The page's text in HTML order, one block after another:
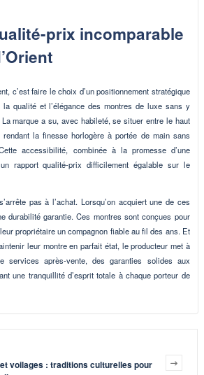
prix incomparable
c’est faire le choix d’un positionnement stratégique
la qualité et l’élégance des montres de luxe sans y
marque a su, avec habileté, se situer entre le haut
rendant la finesse horlogère à portée de main sans
accessibilité, combinée à la promesse d’une
rapport qualité-prix difficilement égalable sur le
pas à l’achat. Lorsqu’on acquiert une de ces
durabilité garantie. Ces montres sont conçues pour
propriétaire un compagnon fiable au fil des ans. Et
leur montre en parfait état, le producteur met à
services après-vente, des garanties solides aux
une tranquillité d’esprit totale à chaque porteur de
voilages : traditions culturelles pour